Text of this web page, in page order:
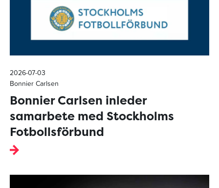
2026-07-03
Bonnier Carlsen
Bonnier Carlsen inleder
samarbete med Stockholms
Fotbollsförbund